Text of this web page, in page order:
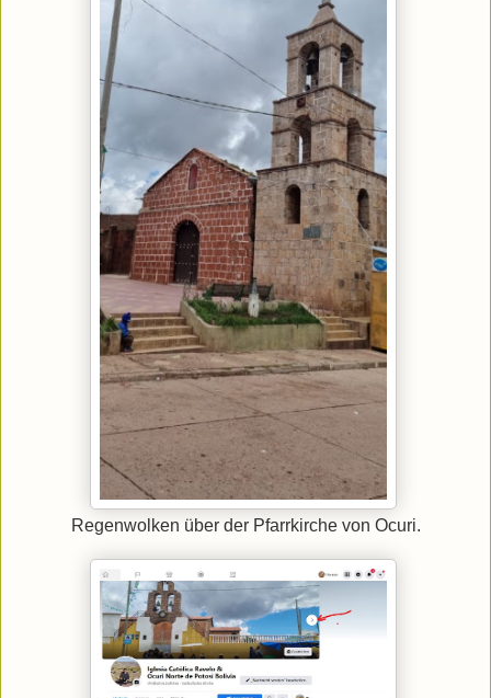
Regenwolken über der Pfarrkirche von Ocuri.